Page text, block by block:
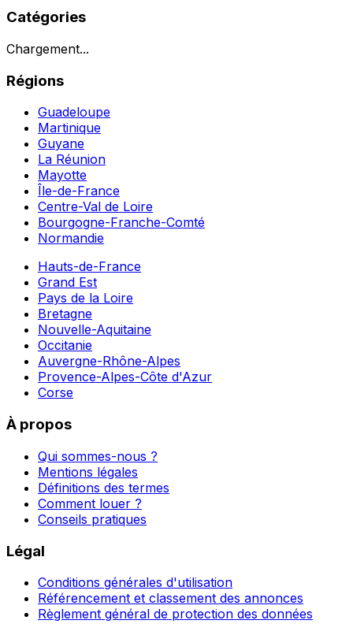
Catégories
Chargement...
Régions
Guadeloupe
Martinique
Guyane
La Réunion
Mayotte
Île-de-France
Centre-Val de Loire
Bourgogne-Franche-Comté
Normandie
Hauts-de-France
Grand Est
Pays de la Loire
Bretagne
Nouvelle-Aquitaine
Occitanie
Auvergne-Rhône-Alpes
Provence-Alpes-Côte d'Azur
Corse
À propos
Qui sommes-nous ?
Mentions légales
Définitions des termes
Comment louer ?
Conseils pratiques
Légal
Conditions générales d'utilisation
Référencement et classement des annonces
Règlement général de protection des données